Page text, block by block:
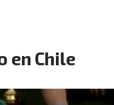
en Chile